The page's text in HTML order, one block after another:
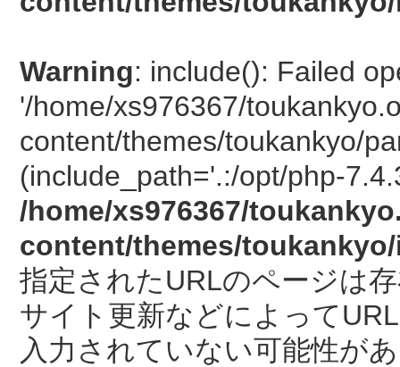
Warning: include(): Failed
'/home/xs976367/
content/themes/toukankyo/
(include_path='.:/opt/php-
/home/xs976367/
content/themes/
指定されたURLのページは
サイト更新などによって
入力されていない可能性が